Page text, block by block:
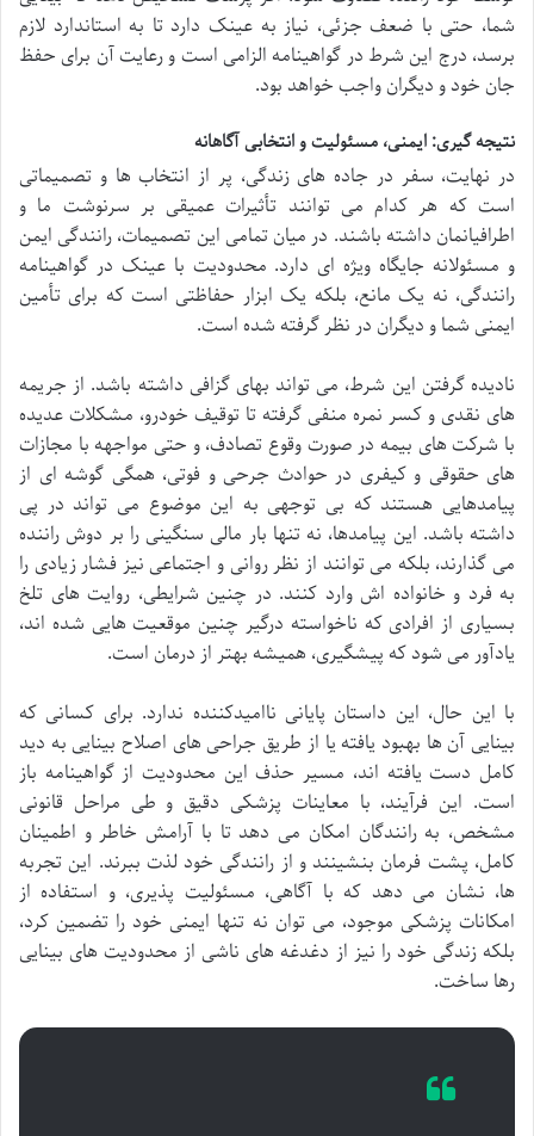
شما، حتی با ضعف جزئی، نیاز به عینک دارد تا به استاندارد لازم
برسد، درج این شرط در گواهینامه الزامی است و رعایت آن برای حفظ
جان خود و دیگران واجب خواهد بود.
نتیجه گیری: ایمنی، مسئولیت و انتخابی آگاهانه
در نهایت، سفر در جاده های زندگی، پر از انتخاب ها و تصمیماتی
است که هر کدام می توانند تأثیرات عمیقی بر سرنوشت ما و
اطرافیانمان داشته باشند. در میان تمامی این تصمیمات، رانندگی ایمن
و مسئولانه جایگاه ویژه ای دارد. محدودیت با عینک در گواهینامه
رانندگی، نه یک مانع، بلکه یک ابزار حفاظتی است که برای تأمین
ایمنی شما و دیگران در نظر گرفته شده است.
نادیده گرفتن این شرط، می تواند بهای گزافی داشته باشد. از جریمه
های نقدی و کسر نمره منفی گرفته تا توقیف خودرو، مشکلات عدیده
با شرکت های بیمه در صورت وقوع تصادف، و حتی مواجهه با مجازات
های حقوقی و کیفری در حوادث جرحی و فوتی، همگی گوشه ای از
پیامدهایی هستند که بی توجهی به این موضوع می تواند در پی
داشته باشد. این پیامدها، نه تنها بار مالی سنگینی را بر دوش راننده
می گذارند، بلکه می توانند از نظر روانی و اجتماعی نیز فشار زیادی را
به فرد و خانواده اش وارد کنند. در چنین شرایطی، روایت های تلخ
بسیاری از افرادی که ناخواسته درگیر چنین موقعیت هایی شده اند،
یادآور می شود که پیشگیری، همیشه بهتر از درمان است.
با این حال، این داستان پایانی ناامیدکننده ندارد. برای کسانی که
بینایی آن ها بهبود یافته یا از طریق جراحی های اصلاح بینایی به دید
کامل دست یافته اند، مسیر حذف این محدودیت از گواهینامه باز
است. این فرآیند، با معاینات پزشکی دقیق و طی مراحل قانونی
مشخص، به رانندگان امکان می دهد تا با آرامش خاطر و اطمینان
کامل، پشت فرمان بنشینند و از رانندگی خود لذت ببرند. این تجربه
ها، نشان می دهد که با آگاهی، مسئولیت پذیری، و استفاده از
امکانات پزشکی موجود، می توان نه تنها ایمنی خود را تضمین کرد،
بلکه زندگی خود را نیز از دغدغه های ناشی از محدودیت های بینایی
رها ساخت.